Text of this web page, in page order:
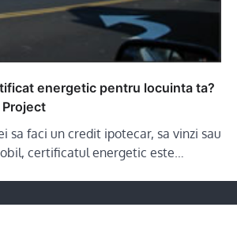
energetic pentru locuinta ta?
Project
sa faci un credit ipotecar, sa vinzi sau
certificatul energetic este…